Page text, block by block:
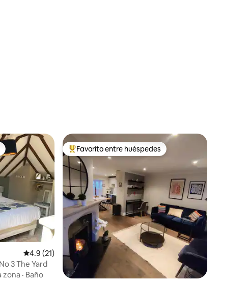
Calificación promedio: 4.9 de 5, 21 reseñas
4.9 (21)
3 The Yard
zona · Baño
Favorito entre huéspedes preferido
Favorito entre huéspedes